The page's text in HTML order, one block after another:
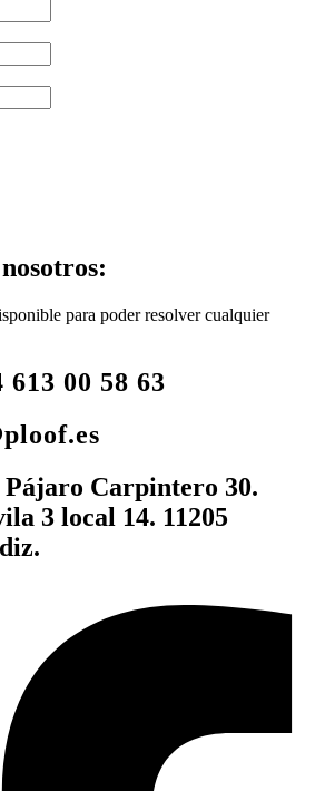
para poder resolver cualquier
613 00 58 63
Pájaro Carpintero 30.
3 local 14. 11205